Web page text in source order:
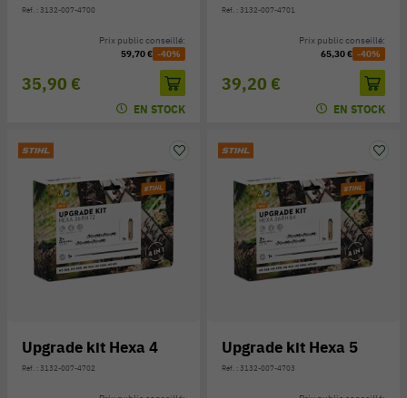
VRéf. : 3132-007-4700
35,90 €
Prix public conseillé:
59,70 € -40%
EN STOCK
Réf. : 3132-007-4701
39,20 €
Prix public conseillé:
65,30 € -40%
EN STOCK
Upgrade kit Hexa 4
Réf. : 3132-007-4702
Upgrade kit Hexa 5
Réf. : 3132-007-4703